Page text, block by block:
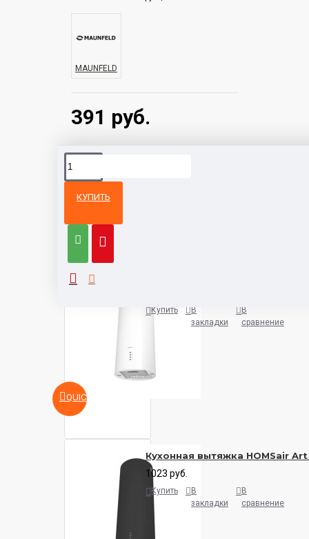
391 руб.
MAUNFELD
КУПИТЬ
категории
QUICKVIEW
Купить
В
закладки
В
сравнение
Кухонная вытяжка HOMSair
1023 руб.
Купить
В
закладки
В
сравнение